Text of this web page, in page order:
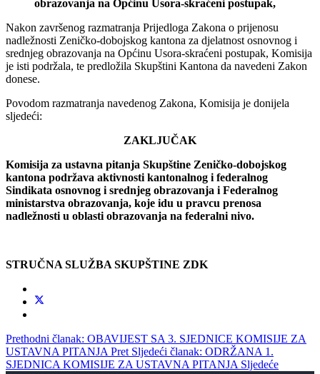
obrazovanja na Općinu Usora-skraćeni postupak,
Nakon završenog razmatranja Prijedloga Zakona o prijenosu
nadležnosti Zeničko-dobojskog kantona za djelatnost osnovnog i
srednjeg obrazovanja na Općinu Usora-skraćeni postupak, Komisija
je isti podržala, te predložila Skupštini Kantona da navedeni Zakon
donese.
Povodom razmatranja navedenog Zakona, Komisija je donijela
sljedeći:
ZAKLJUČAK
Komisija za ustavna pitanja Skupštine Zeničko-dobojskog
kantona podržava aktivnosti kantonalnog i federalnog
Sindikata osnovnog i srednjeg obrazovanja i Federalnog
ministarstva obrazovanja, koje idu u pravcu prenosa
nadležnosti u oblasti obrazovanja na federalni nivo.
STRUČNA SLUŽBA SKUPŠTINE ZDK
Prethodni članak: OBAVIJEST SA 3. SJEDNICE KOMISIJE ZA
USTAVNA PITANJA Pret Sljedeći članak: ODRŽANA 1.
SJEDNICA KOMISIJE ZA USTAVNA PITANJA Sljedeće